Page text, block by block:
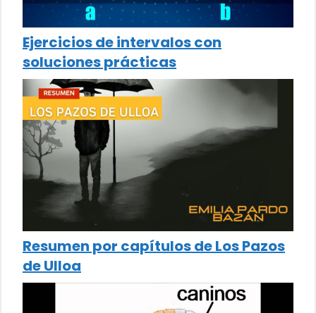
Ejercicios de intervalos con
soluciones prácticas
Resumen por capítulos de Los Pazos
de Ulloa